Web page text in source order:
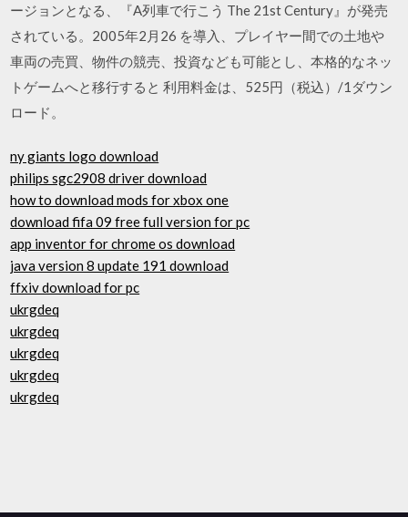
ージョンとなる、『A列車で行こう The 21st Century』が発売
されている。2005年2月26 を導入、プレイヤー間での土地や
車両の売買、物件の競売、投資なども可能とし、本格的なネッ
トゲームへと移行すると 利用料金は、525円（税込）/1ダウン
ロード。
ny giants logo download
philips sgc2908 driver download
how to download mods for xbox one
download fifa 09 free full version for pc
app inventor for chrome os download
java version 8 update 191 download
ffxiv download for pc
ukrgdeq
ukrgdeq
ukrgdeq
ukrgdeq
ukrgdeq